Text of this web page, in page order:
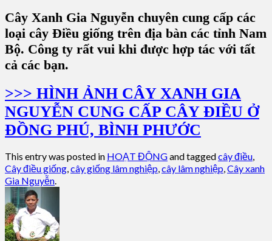
Cây Xanh Gia Nguyễn chuyên cung cấp các
loại cây Điều giống trên địa bàn các tỉnh Nam
Bộ. Công ty rất vui khi được hợp tác với tất
cả các bạn.
>>> HÌNH ẢNH CÂY XANH GIA
NGUYỄN CUNG CẤP CÂY ĐIỀU Ở
ĐỒNG PHÚ, BÌNH PHƯỚC
This entry was posted in HOẠT ĐỘNGand taggedcây điều,
Cây điều giống,cây giống lâm nghiệp,cây lâm nghiệp,Cây xanh
Gia Nguyễn.